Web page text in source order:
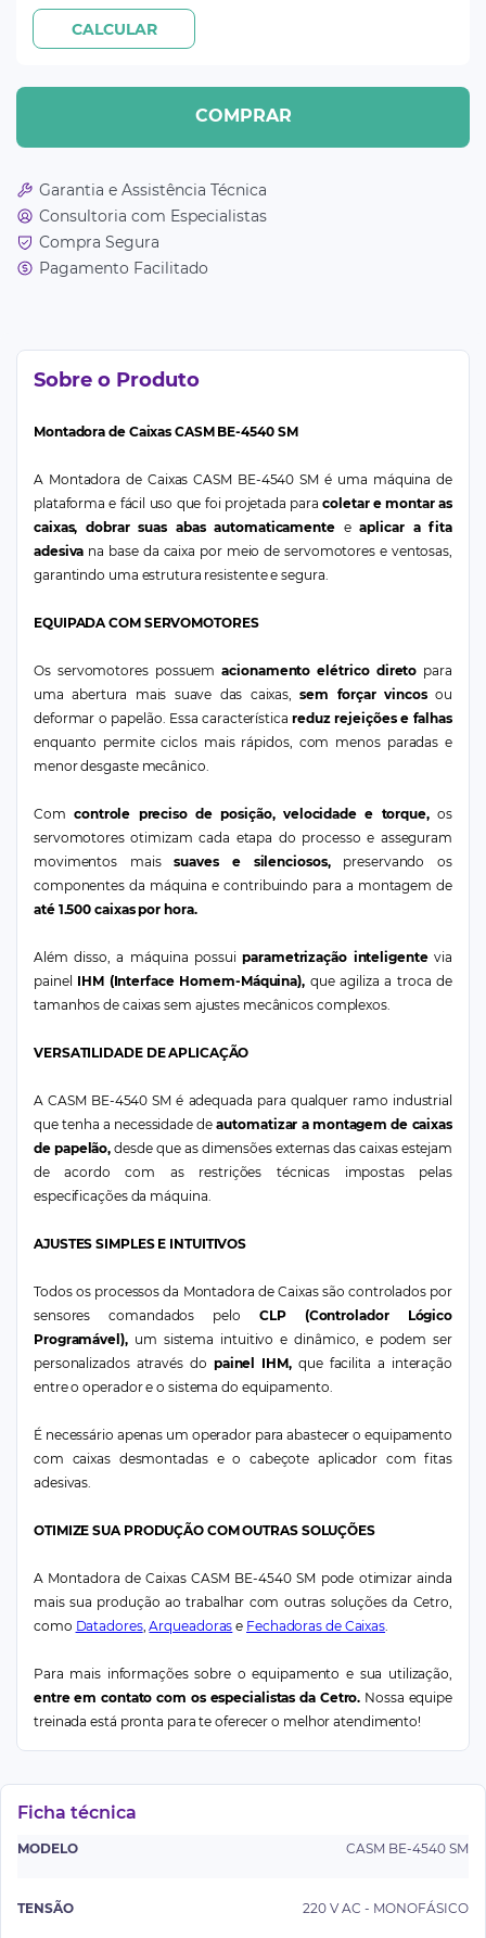
COMPRAR
Garantia e Assistência Técnica
Consultoria com Especialistas
Compra Segura
Pagamento Facilitado
Sobre o Produto
Montadora de Caixas CASM BE-4540 SM
A Montadora de Caixas CASM BE-4540 SM é uma máquina de
plataforma e fácil uso que foi projetada paracoletar e montar as
caixas, dobrar suas abas automaticamenteeaplicar a fita
adesiva na base da caixa por meio de servomotores e ventosas,
garantindo uma estrutura resistente e segura.
EQUIPADA COM SERVOMOTORES
Os servomotores possuemacionamento elétrico direto para
uma abertura mais suave das caixas,sem forçar vincosou
deformar o papelão. Essa característicareduz rejeições e falhas
enquanto permite ciclos mais rápidos, com menos paradas e
menor desgaste mecânico.
Comcontrole preciso de posição, velocidade e torque,os
servomotores otimizam cada etapa do processo e asseguram
movimentos maissuaves e silenciosos, preservando os
componentes da máquina e contribuindo para a montagem de
até 1.500 caixas por hora.
Além disso, a máquina possuiparametrização inteligentevia
painel IHM (Interface Homem-Máquina),que agiliza a troca de
tamanhos de caixas sem ajustes mecânicos complexos.
VERSATILIDADE DE APLICAÇÃO
A CASM BE-4540 SM é adequada para qualquer ramo industrial
que tenha a necessidade deautomatizar a montagem de caixas
de papelão, desde que as dimensões externas das caixas estejam
de acordo com as restrições técnicas impostas pelas
especificações da máquina.
AJUSTES SIMPLES E INTUITIVOS
Todos os processos da Montadora de Caixas são controlados por
sensores comandados pelo CLP (Controlador Lógico
Programável), um sistema intuitivo e dinâmico, e podem ser
personalizados através do painel IHM,que facilita a interação
entre o operador e o sistema do equipamento.
É necessário apenas um operador para abastecer o equipamento
com caixas desmontadas e o cabeçote aplicador com fitas
adesivas.
OTIMIZE SUA PRODUÇÃO COM OUTRAS SOLUÇÕES
A Montadora de Caixas CASM BE-4540 SM pode otimizar ainda
mais sua produção ao trabalhar com outras soluções da Cetro,
como Datadores,Arqueadoras e Fechadoras de Caixas.
Para mais informações sobre o equipamento e sua utilização,
entre em contato com os especialistas da Cetro. Nossa equipe
treinada está pronta para te oferecer o melhor atendimento!
Ficha técnica
MODELO CASM BE-4540 SM
TENSÃO 220 V AC - MONOFÁSICO